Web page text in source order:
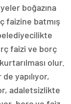
boğazına
faizine batmış
faizi ve borç
olur.
yapılıyor,
adaletsizlikte